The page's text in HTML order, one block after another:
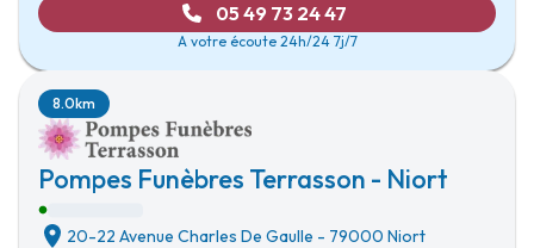
05 49 73 24 47
A votre écoute 24h/24 7j/7
Pompes Funèbres Terrasson - Niort
8.0km
20-22 Avenue Charles De Gaulle - 79000 Niort